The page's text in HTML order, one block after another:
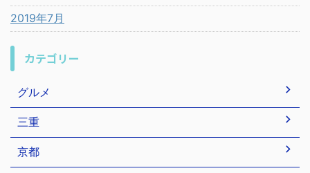
2019年7月
カテゴリー
グルメ
三重
京都